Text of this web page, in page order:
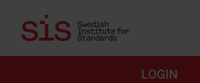
LOGIN